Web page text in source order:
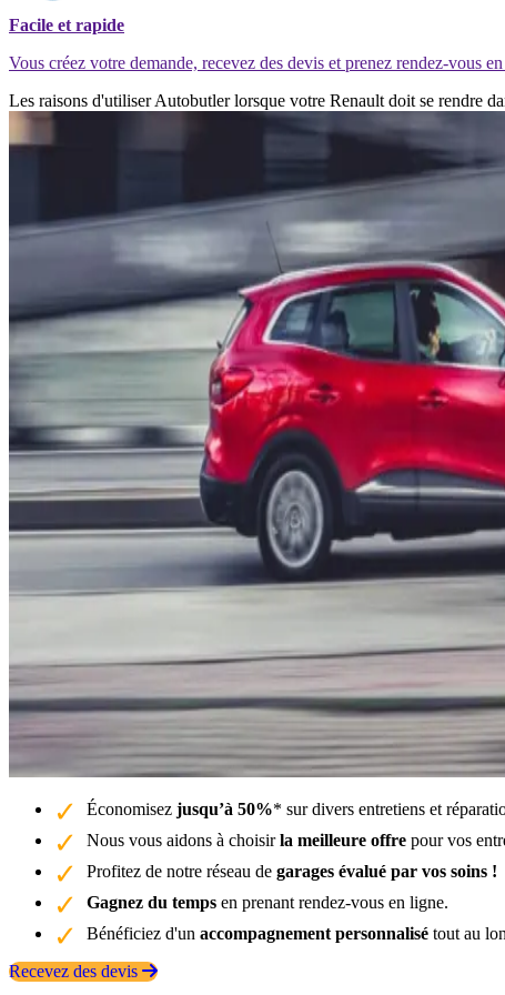
Facile et rapide
Vous créez votre demande, recevez des devis et prenez rendez-vous
Les raisons d'utiliser Autobutler lorsque votre Renault doit se rendre
Économisez jusqu’à 50%* sur divers entretiens et
Nous vous aidons à choisirla meilleure offre pour vos
Profitez de notre réseau de garages évalué par vos soins !
Gagnez du temps en prenant rendez-vous en ligne.
Bénéficiez d'un accompagnement personnalisé tout au
Recevez des devis